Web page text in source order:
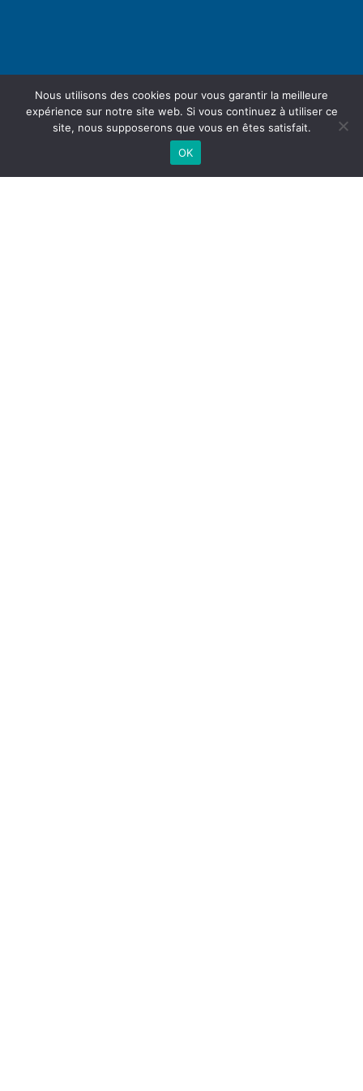
Nous utilisons des cookies pour vous garantir la meilleure
expérience sur notre site web. Si vous continuez à utiliser ce
site, nous supposerons que vous en êtes satisfait.
OK